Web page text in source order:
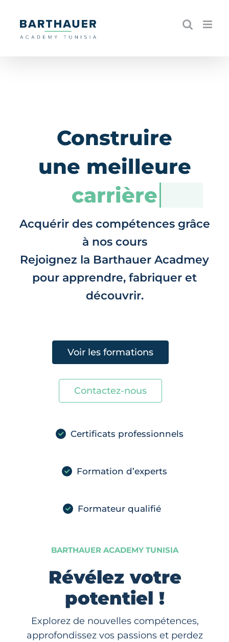
content
Construire
une meilleure
carrière
Acquérir des compétences grâce
à nos cours
Rejoignez la Barthauer Acadmey
pour apprendre, fabriquer et
découvrir.
Voir les formations
Contactez-nous
Certificats professionnels
Formation d’experts
Formateur qualifié
BARTHAUER ACADEMY TUNISIA
Révélez votre
potentiel !
Explorez de nouvelles compétences,
approfondissez vos passions et perdez